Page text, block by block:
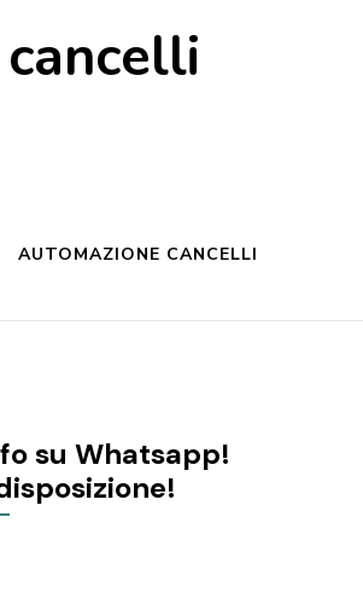
AUTOMAZIONE CANCELLI
su Whatsapp!